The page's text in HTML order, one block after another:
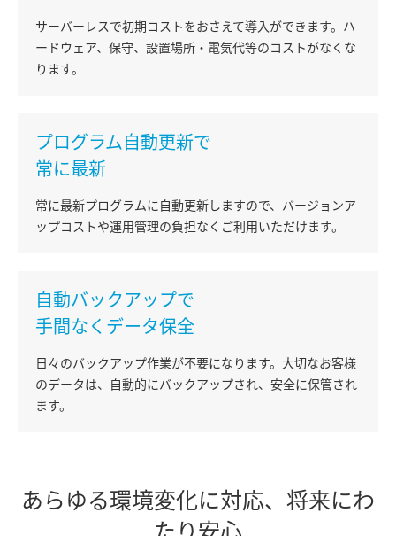
サーバーレスで初期コストをおさえて導入ができます。ハ
ードウェア、保守、設置場所・電気代等のコストがなくな
ります。
プログラム自動更新で
常に最新
常に最新プログラムに自動更新しますので、バージョンア
ップコストや運用管理の負担なくご利用いただけます。
自動バックアップで
手間なくデータ保全
日々のバックアップ作業が不要になります。大切なお客様
のデータは、自動的にバックアップされ、安全に保管され
ます。
あらゆる環境変化に対応、将来にわ